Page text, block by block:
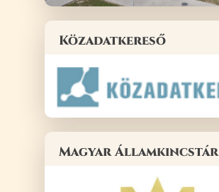
Közadatkereső
Magyar Államkincstár